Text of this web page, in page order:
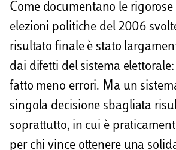
Come documentano le
elezioni politiche del 2006
risultato finale è stato
dai difetti del sistema
fatto meno errori. Ma un
singola decisione sbagliata
soprattutto, in cui è
per chi vince ottenere una